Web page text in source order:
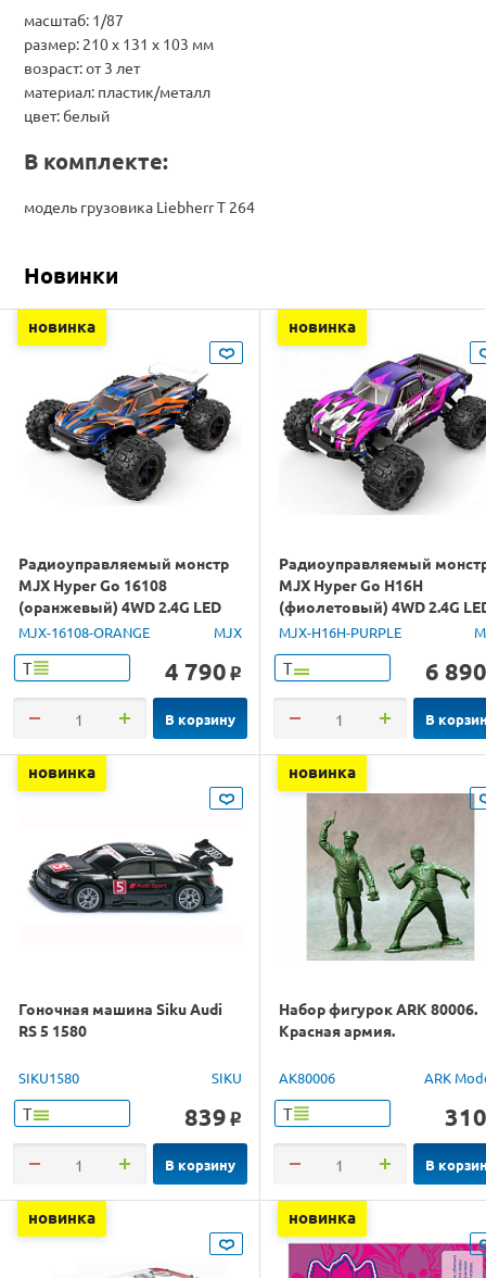
масштаб: 1/87
размер: 210 х 131 х 103 мм
возраст: от 3 лет
материал: пластик/металл
цвет: белый
В комплекте:
модель грузовика Liebherr T 264
Новинки
новинка
Радиоуправляемый монстр
MJX Hyper Go 16108
(оранжевый) 4WD 2.4G LED
1/16 RTR
MJX-16108-ORANGE MJX
Т 4 790 o
В корзину
новинка
Радиоуправляемый
MJX Hyper Go H16H
(фиолетовый) 4WD 2.4G
GPS 1/16 RTR
MJX-H16H-PURPLE
Т 6 890
В
новинка
Гоночная машина Siku Audi
RS 5 1580
SIKU1580 SIKU
Т 839 o
В корзину
новинка
Набор фигурок ARK 80006.
Красная армия.
AK80006 ARK
Т 310
В
новинка новинка